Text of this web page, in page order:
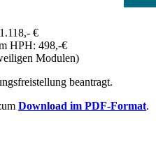
€
HPH: 498,-€
Modulen)
beantragt.
Download im PDF-Format.